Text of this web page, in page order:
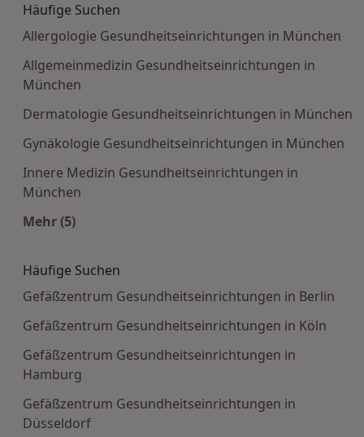
Häufige Suchen
Allergologie Gesundheitseinrichtungen in München
Allgemeinmedizin Gesundheitseinrichtungen in
München
Dermatologie Gesundheitseinrichtungen in München
Gynäkologie Gesundheitseinrichtungen in München
Innere Medizin Gesundheitseinrichtungen in
München
Mehr (5)
Häufige Suchen
Gefäßzentrum Gesundheitseinrichtungen in Berlin
Gefäßzentrum Gesundheitseinrichtungen in Köln
Gefäßzentrum Gesundheitseinrichtungen in
Hamburg
Gefäßzentrum Gesundheitseinrichtungen in
Düsseldorf